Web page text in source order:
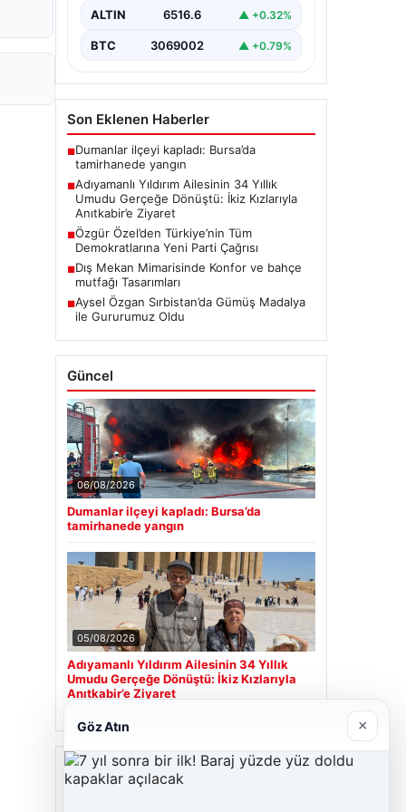
Zeynep Yıldırım (59) çifti, tam 34 yıl
ALTIN 6516.6 ▲ +0.32%
BTC 3069002 ▲ +0.79%
Son Eklenen Haberler
■Dumanlar ilçeyi kapladı: Bursa’da
tamirhanede yangın
■Adıyamanlı Yıldırım Ailesinin 34 Yıllık
Umudu Gerçeğe Dönüştü: İkiz Kızlarıyla
Anıtkabir’e Ziyaret
■Özgür Özel’den Türkiye’nin Tüm
Demokratlarına Yeni Parti Çağrısı
■Dış Mekan Mimarisinde Konfor ve bahçe
mutfağı Tasarımları
■Aysel Özgan Sırbistan’da Gümüş Madalya
ile Gururumuz Oldu
Güncel
06/08/2026
Dumanlar ilçeyi kapladı: Bursa’da
tamirhanede yangın
05/08/2026
Adıyamanlı Yıldırım Ailesinin 34 Yıllık
Umudu Gerçeğe Dönüştü: İkiz Kızlarıyla
Anıtkabir’e Ziyaret
Son Eklenen Firmalar
Göz Atın ×